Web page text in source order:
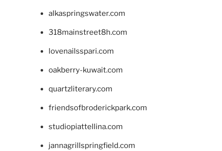
alkaspringswater.com
318mainstreet8h.com
lovenailsspari.com
oakberry-kuwait.com
quartzliterary.com
friendsofbroderickpark.com
studiopiattellina.com
jannagrillspringfield.com